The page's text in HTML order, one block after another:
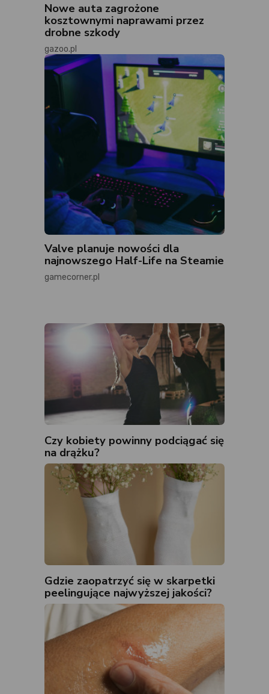
Nowe auta zagrożone
kosztownymi naprawami przez
drobne szkody
gazoo.pl
Valve planuje nowości dla
najnowszego Half-Life na Steamie
gamecorner.pl
Czy kobiety powinny podciągać się
na drążku?
Gdzie zaopatrzyć się w skarpetki
peelingujące najwyższej jakości?